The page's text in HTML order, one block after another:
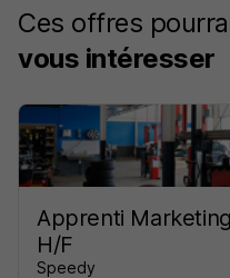
Ces offres
vous intéresser
Apprenti
H/F
Speedy